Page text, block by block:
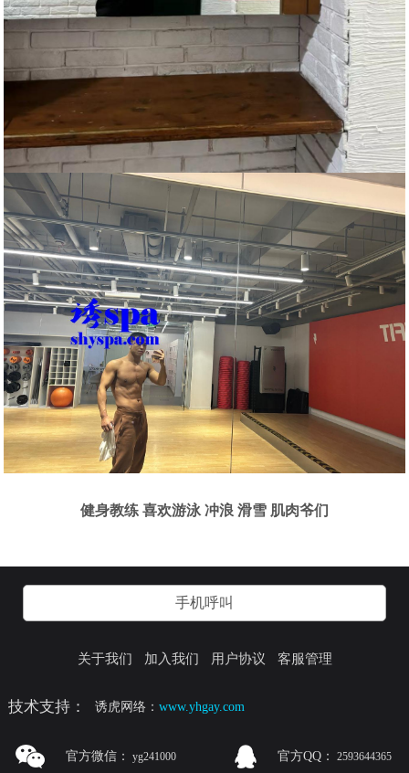
健身教练 喜欢游泳 冲浪 滑雪 肌肉爷们
手机呼叫
关于我们 加入我们 用户协议 客服管理
技术支持： 诱虎网络：www.yhgay.com
官方微信： yg241000 官方QQ： 2593644365